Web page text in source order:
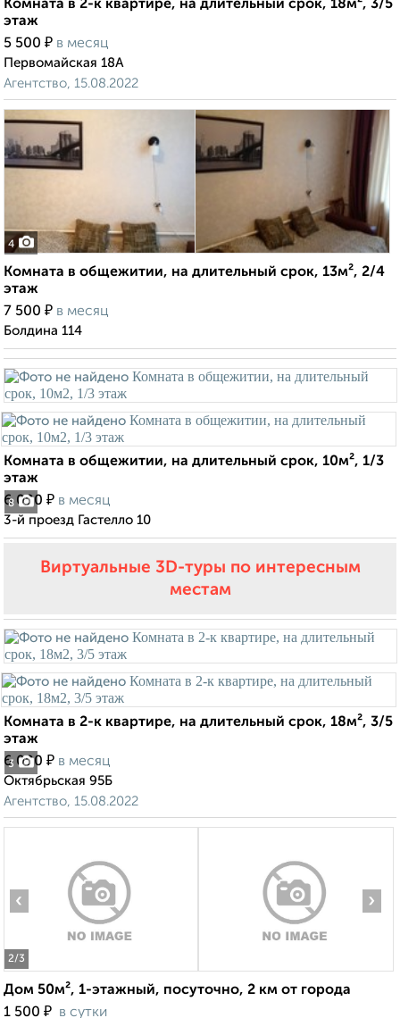
Комната в 2-к квартире, на длительный срок, 18м², 3/5
этаж
5 500 ₽ в месяц
Первомайская 18А
Агентство, 15.08.2022
4
Комната в общежитии, на длительный срок, 13м², 2/4
этаж
7 500 ₽ в месяц
Болдина 114
8
Комната в общежитии, на длительный срок, 10м², 1/3
этаж
6 000 ₽ в месяц
3-й проезд Гастелло 10
Виртуальные 3D-туры по интересным
местам
3
Комната в 2-к квартире, на длительный срок, 18м², 3/5
этаж
6 000 ₽ в месяц
Октябрьская 95Б
Агентство, 15.08.2022
2/3
‹ ›
Дом 50м², 1-этажный, посуточно, 2 км от города
1 500 ₽ в сутки